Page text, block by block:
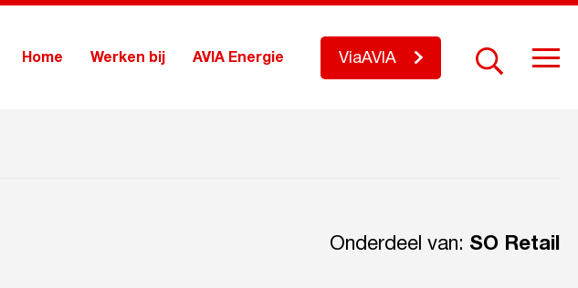
Home Werken bij AVIA Energie ViaAVIA
Onderdeel van: SO Retail